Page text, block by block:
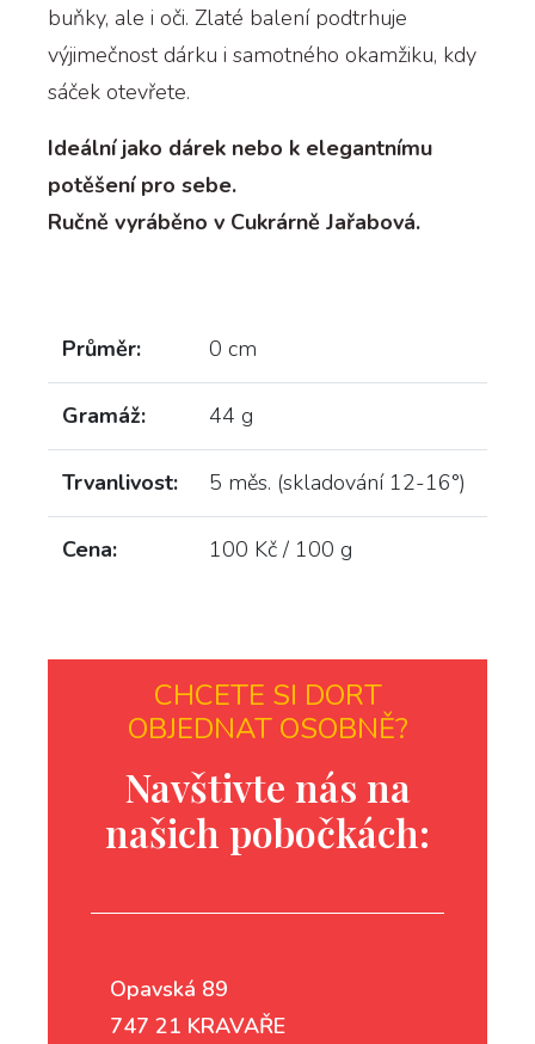
buňky, ale i oči. Zlaté balení podtrhuje
výjimečnost dárku i samotného okamžiku, kdy
sáček otevřete.
Ideální jako dárek nebo k elegantnímu
potěšení pro sebe.
Ručně vyráběno v Cukrárně Jařabová.
Průměr: 0 cm
Gramáž: 44 g
Trvanlivost: 5 měs. (skladování 12-16°)
Cena: 100 Kč / 100 g
CHCETE SI DORT
OBJEDNAT OSOBNĚ?
Navštivte nás na
našich pobočkách:
Opavská 89
747 21 KRAVAŘE